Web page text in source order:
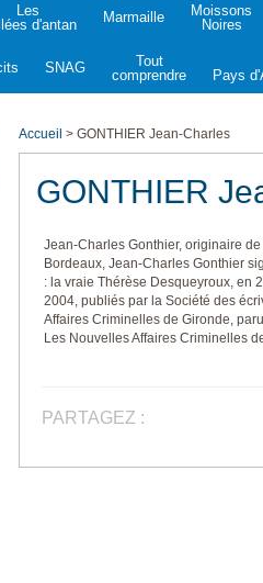
Les
d'antan
Marmaille
Moissons
Noires
SNAG
Tout
comprendre
Pays
Accueil > GONTHIER Jean-Charles
GONTHIER
Jean-Charles Gonthier, originaire
Bordeaux, Jean-Charles Gonthier
: la vraie Thérèse Desqueyroux, en
2004, publiés par la Société des
Affaires Criminelles de Gironde,
Les Nouvelles Affaires Criminelles
PARTAGEZ :